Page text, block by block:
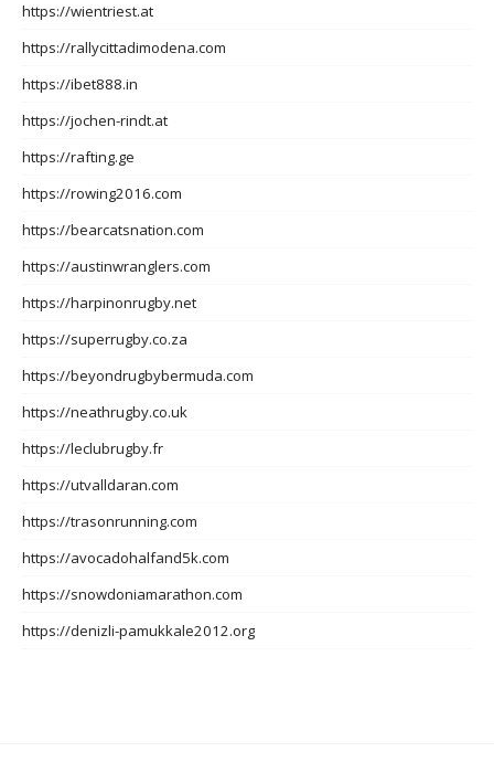
https://wientriest.at
https://rallycittadimodena.com
https://ibet888.in
https://jochen-rindt.at
https://rafting.ge
https://rowing2016.com
https://bearcatsnation.com
https://austinwranglers.com
https://harpinonrugby.net
https://superrugby.co.za
https://beyondrugbybermuda.com
https://neathrugby.co.uk
https://leclubrugby.fr
https://utvalldaran.com
https://trasonrunning.com
https://avocadohalfand5k.com
https://snowdoniamarathon.com
https://denizli-pamukkale2012.org